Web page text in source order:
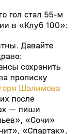
гол стал 55-м
в «Клуб 100»:
Давайте
сохранить
прописку
Шалимова
после
— пиши
«Сочи»
«Спартак»,